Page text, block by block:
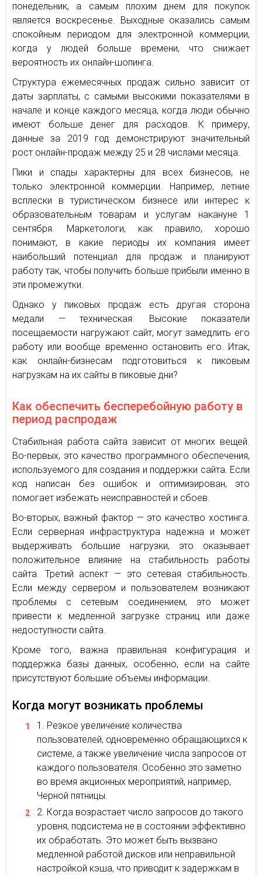
понедельник, а самым плохим днем для покупок
является воскресенье. Выходные оказались самым
спокойным периодом для электронной коммерции,
когда у людей больше времени, что снижает
вероятность их онлайн-шопинга.
Структура ежемесячных продаж сильно зависит от
даты зарплаты, с самыми высокими показателями в
начале и конце каждого месяца, когда люди обычно
имеют больше денег для расходов. К примеру,
данные за 2019 год демонстрируют значительный
рост онлайн-продаж между 25 и 28 числами месяца.
Пики и спады характерны для всех бизнесов, не
только электронной коммерции. Например, летние
всплески в туристическом бизнесе или интерес к
образовательным товарам и услугам накануне 1
сентября. Маркетологи, как правило, хорошо
понимают, в какие периоды их компания имеет
наибольший потенциал для продаж и планируют
работу так, чтобы получить больше прибыли именно в
эти промежутки.
Однако у пиковых продаж есть другая сторона
медали — техническая. Высокие показатели
посещаемости нагружают сайт, могут замедлить его
работу или вообще временно остановить его. Итак,
как онлайн-бизнесам подготовиться к пиковым
нагрузкам на их сайты в пиковые дни?
Как обеспечить бесперебойную работу в
период распродаж
Стабильная работа сайта зависит от многих вещей.
Во-первых, это качество программного обеспечения,
используемого для создания и поддержки сайта. Если
код написан без ошибок и оптимизирован, это
помогает избежать неисправностей и сбоев.
Во-вторых, важный фактор — это качество хостинга.
Если серверная инфраструктура надежна и может
выдерживать большие нагрузки, это оказывает
положительное влияние на стабильность работы
сайта. Третий аспект — это сетевая стабильность.
Если между сервером и пользователем возникают
проблемы с сетевым соединением, это может
привести к медленной загрузке страниц или даже
недоступности сайта.
Кроме того, важна правильная конфигурация и
поддержка базы данных, особенно, если на сайте
присутствуют большие объемы информации.
Когда могут возникать проблемы
Резкое увеличение количества
пользователей, одновременно обращающихся к
системе, а также увеличение числа запросов от
каждого пользователя. Особенно это заметно
во время акционных мероприятий, например,
Черной пятницы.
Когда возрастает число запросов до такого
уровня, подсистема не в состоянии эффективно
их обработать. Это может быть вызвано
медленной работой дисков или неправильной
настройкой кэша, что приводит к задержкам в